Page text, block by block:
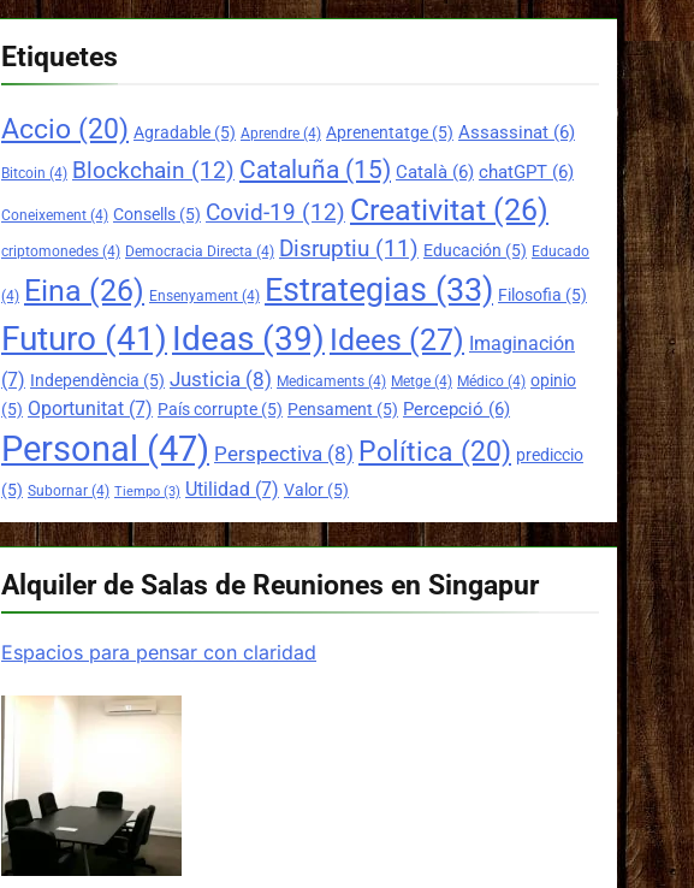
Etiquetes
Accio (20) Agradable (5) Aprendre (4) Aprenentatge (5) Assassinat (6)
Bitcoin (4) Blockchain (12) Cataluña (15) Català (6) chatGPT (6)
Coneixement (4) Consells (5) Covid-19 (12) Creativitat (26)
criptomonedes (4) Democracia Directa (4) Disruptiu (11) Educación (5) Educado
(4) Eina (26) Ensenyament (4) Estrategias (33) Filosofia (5)
Futuro (41) Ideas (39) Idees (27) Imaginación
(7) Independència (5) Justicia (8) Medicaments (4) Metge (4) Médico (4) opinio
(5) Oportunitat (7) País corrupte (5) Pensament (5) Percepció (6)
Personal (47) Perspectiva (8) Política (20) prediccio
(5) Subornar (4) Tiempo (3) Utilidad (7) Valor (5)
Alquiler de Salas de Reuniones en Singapur
Espacios para pensar con claridad